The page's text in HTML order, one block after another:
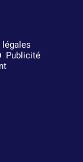
Publicité